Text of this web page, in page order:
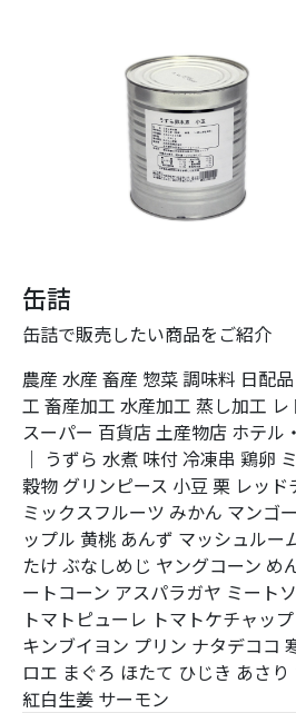
缶詰
缶詰で販売したい商品をご紹介
農産 水産 畜産 惣菜調味料 日配品
工 畜産加工 水産加工 蒸し加工
スーパー 百貨店土産物店 ホテル
｜ うずら 水煮 味付冷凍串 鶏卵
穀物 グリンピース 小豆 栗 レッド
ミックスフルーツ みかん マンゴー
ップル 黄桃 あんず マッシュルー
たけ ぶなしめじ ヤングコーン め
ートコーン アスパラガヤ ミート
トマトピューレ トマトケチャップ
キンブイヨン プリン ナタデココ
ロエ まぐろ ほたて ひじき あさり
紅白生姜 サーモン